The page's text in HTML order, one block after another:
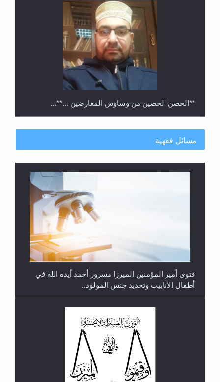
**الحصن الحصين من وساوس المعارضين ...**...
رأيٌ في لغة المسيح الموعود عليه السلام.. 4...
مسائل فقهية
فتوى أمير المؤمنين الميرزا مسرور أحمد أيده الله في
أطفال الأنابيب وتحديد جنس المولود..